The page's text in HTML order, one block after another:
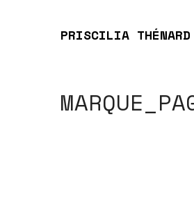
PRISCILIA THÉNARD